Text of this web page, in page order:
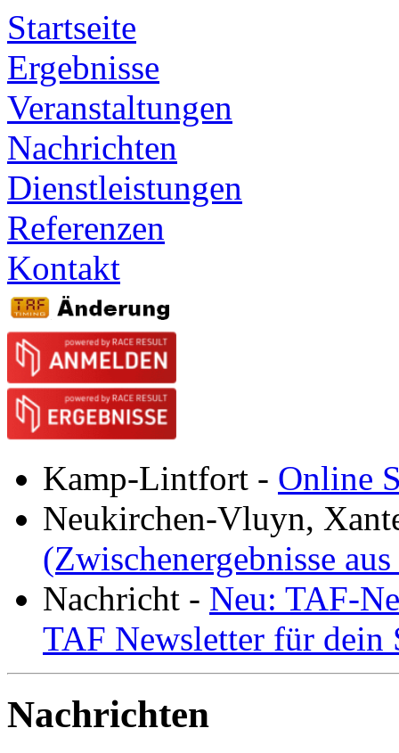
Startseite
Ergebnisse
Veranstaltungen
Nachrichten
Dienstleistungen
Referenzen
Kontakt
Kamp-Lintfort - Online
Neukirchen-Vluyn,
(Zwischenergebnisse
Nachricht - Neu: TAF-
TAF Newsletter für dein
Nachrichten